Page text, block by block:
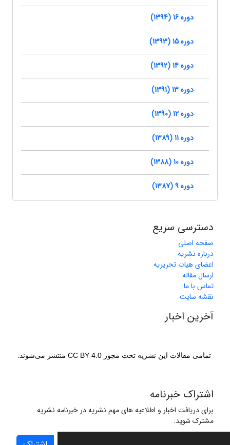
دوره 16 (1394)
دوره 15 (1393)
دوره 14 (1392)
دوره 13 (1391)
دوره 12 (1390)
دوره 11 (1389)
دوره 10 (1388)
دوره 9 (1387)
دسترسی سریع
صفحه اصلی
درباره نشریه
اعضای هیات تحریریه
ارسال مقاله
تماس با ما
نقشه سایت
آخرین اخبار
تمامی مقالات این نشریه تحت مجوز CC BY 4.0 منتشر می‌شوند.
اشتراک خبرنامه
برای دریافت اخبار و اطلاعیه های مهم نشریه در خبرنامه نشریه
مشترک شوید.